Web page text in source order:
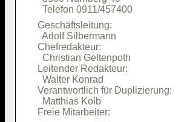
Geschäftsleitung:
  Adolf Silbermann
Chefredakteur:
  Christian Geltenpoth
Leitender Redakteur:
  Walter Konrad
Verantwortlich für Duplizierung:
  Matthias Kolb